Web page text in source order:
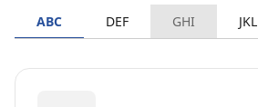
ABC DEF GHI JKL